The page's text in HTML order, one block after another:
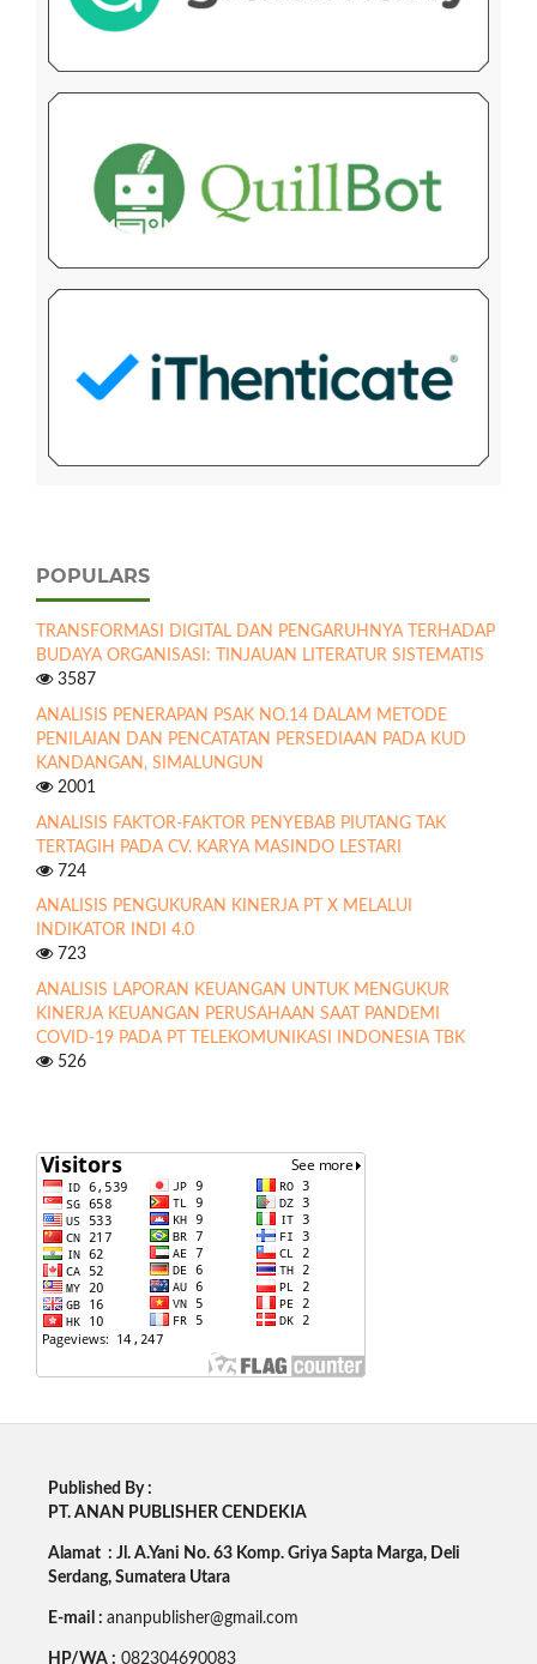
POPULARS
TRANSFORMASI DIGITAL DAN PENGARUHNYA TERHADAP
BUDAYA ORGANISASI: TINJAUAN LITERATUR SISTEMATIS
3587
ANALISIS PENERAPAN PSAK NO.14 DALAM METODE
PENILAIAN DAN PENCATATAN PERSEDIAAN PADA KUD
KANDANGAN, SIMALUNGUN
2001
ANALISIS FAKTOR-FAKTOR PENYEBAB PIUTANG TAK
TERTAGIH PADA CV. KARYA MASINDO LESTARI
724
ANALISIS PENGUKURAN KINERJA PT X MELALUI
INDIKATOR INDI 4.0
723
ANALISIS LAPORAN KEUANGAN UNTUK MENGUKUR
KINERJA KEUANGAN PERUSAHAAN SAAT PANDEMI
COVID-19 PADA PT TELEKOMUNIKASI INDONESIA TBK
526
Published By :
PT. ANAN PUBLISHER CENDEKIA
Alamat : Jl. A.Yani No. 63 Komp. Griya Sapta Marga, Deli
Serdang, Sumatera Utara
E-mail : ananpublisher@gmail.com
HP/WA : 082304690083